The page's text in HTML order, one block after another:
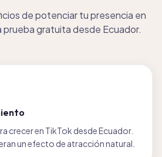
de potenciar tu presencia en
prueba gratuita desde Ecuador.
crecer en TikTok desde Ecuador.
un efecto de atracción natural.